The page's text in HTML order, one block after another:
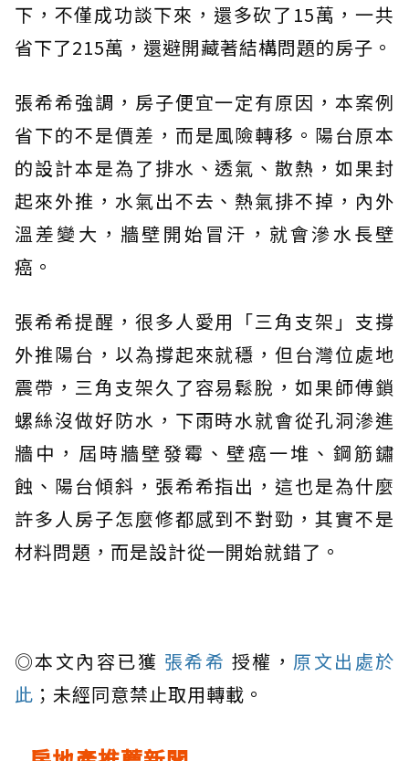
下，不僅成功談下來，還多砍了15萬，一共
省下了215萬，還避開藏著結構問題的房子。
張希希強調，房子便宜一定有原因，本案例
省下的不是價差，而是風險轉移。陽台原本
的設計本是為了排水、透氣、散熱，如果封
起來外推，水氣出不去、熱氣排不掉，內外
溫差變大，牆壁開始冒汗，就會滲水長壁
癌。
張希希提醒，很多人愛用「三角支架」支撐
外推陽台，以為撐起來就穩，但台灣位處地
震帶，三角支架久了容易鬆脫，如果師傅鎖
螺絲沒做好防水，下雨時水就會從孔洞滲進
牆中，屆時牆壁發霉、壁癌一堆、鋼筋鏽
蝕、陽台傾斜，張希希指出，這也是為什麼
許多人房子怎麼修都感到不對勁，其實不是
材料問題，而是設計從一開始就錯了。
◎本文內容已獲 張希希 授權， 原文出處於
此 ；未經同意禁止取用轉載。